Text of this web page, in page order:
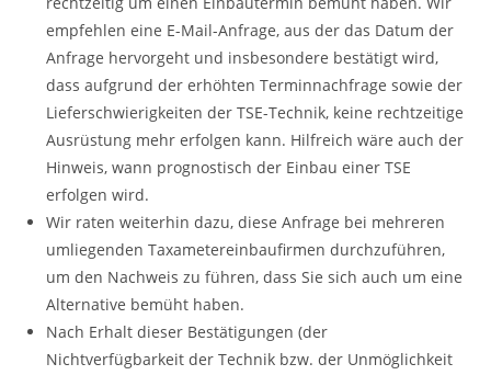
empfehlen eine E-Mail-Anfrage, aus der das Datum der
Anfrage hervorgeht und insbesondere bestätigt wird,
dass aufgrund der erhöhten Terminnachfrage sowie der
Lieferschwierigkeiten der TSE-Technik, keine rechtzeitige
Ausrüstung mehr erfolgen kann. Hilfreich wäre auch der
Hinweis, wann prognostisch der Einbau einer TSE
erfolgen wird.
Wir raten weiterhin dazu, diese Anfrage bei mehreren
umliegenden Taxametereinbaufirmen durchzuführen,
um den Nachweis zu führen, dass Sie sich auch um eine
Alternative bemüht haben.
Nach Erhalt dieser Bestätigungen (der
Nichtverfügbarkeit der Technik bzw. der Unmöglichkeit